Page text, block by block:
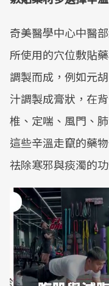
奇美醫學中心中醫
所使用的穴位敷貼
調製而成，例如元
汁調製成膏狀，在
椎、定喘、風門、
這些辛溫走竄的藥
祛除寒邪與痰濁的功